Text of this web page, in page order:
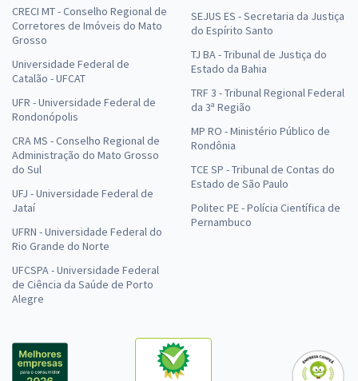
CRECI MT - Conselho Regional de
Corretores de Imóveis do Mato
Grosso
Universidade Federal de
Catalão - UFCAT
UFR - Universidade Federal de
Rondonópolis
CRA MS - Conselho Regional de
Administração do Mato Grosso
do Sul
UFJ - Universidade Federal de
Jataí
UFRN - Universidade Federal do
Rio Grande do Norte
UFCSPA - Universidade Federal
de Ciência da Saúde de Porto
Alegre
SEJUS ES - Secretaria da Justiça
do Espírito Santo
TJ BA - Tribunal de Justiça do
Estado da Bahia
TRF 3 - Tribunal Regional Federal
da 3ª Região
MP RO - Ministério Público de
Rondônia
TCE SP - Tribunal de Contas do
Estado de São Paulo
Politec PE - Polícia Científica de
Pernambuco